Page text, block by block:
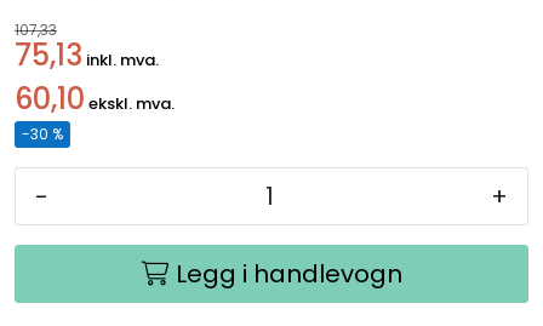
107,33
75,13 inkl. mva.
60,10 ekskl. mva.
-30 %
- +
Legg i handlevogn